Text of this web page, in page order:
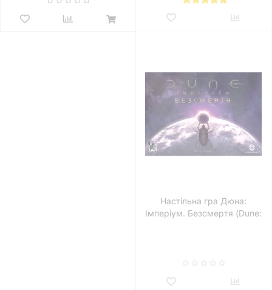
Настільна гра Дюна:
Імперіум. Безсмертя (Dune: